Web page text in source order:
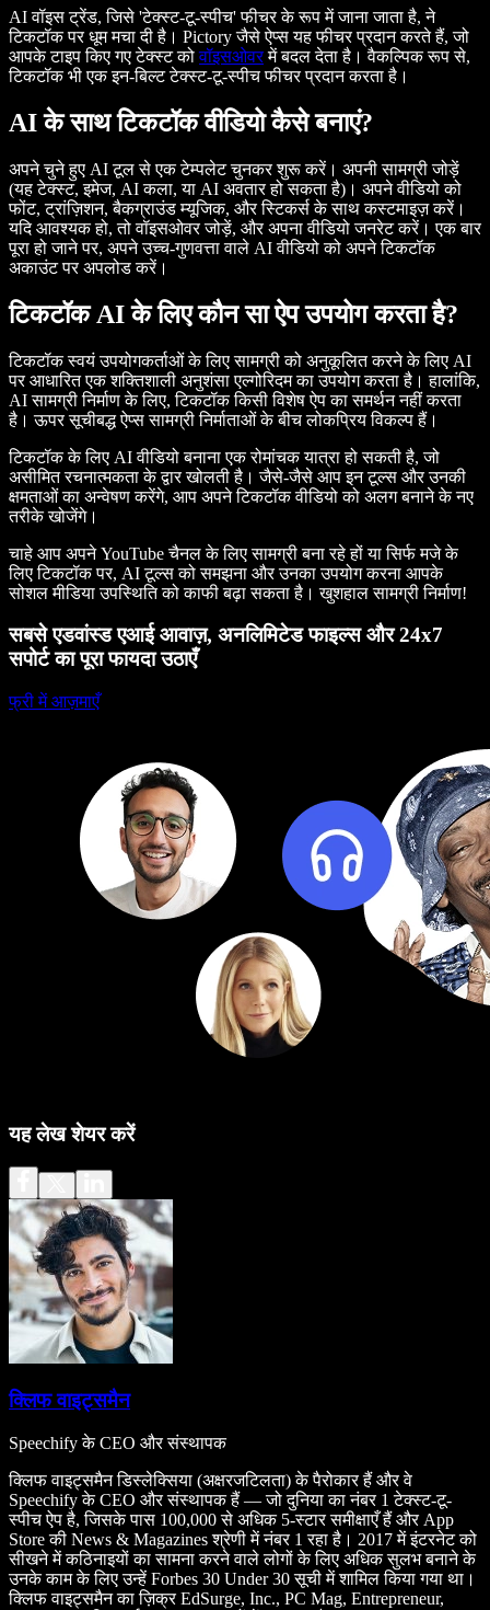
AI वॉइस ट्रेंड, जिसे 'टेक्स्ट-टू-स्पीच' फीचर के रूप में जाना जाता है, ने
टिकटॉक पर धूम मचा दी है। Pictory जैसे ऐप्स यह फीचर प्रदान करते हैं, जो
आपके टाइप किए गए टेक्स्ट कोवॉइसओवरमें बदल देता है। वैकल्पिक रूप से,
टिकटॉक भी एक इन-बिल्ट टेक्स्ट-टू-स्पीच फीचर प्रदान करता है।
AI के साथ टिकटॉक वीडियो कैसे बनाएं?
अपने चुने हुए AI टूल से एक टेम्पलेट चुनकर शुरू करें। अपनी सामग्री जोड़ें
(यह टेक्स्ट, इमेज, AI कला, या AI अवतार हो सकता है)। अपने वीडियो को
फोंट, ट्रांज़िशन, बैकग्राउंड म्यूजिक, और स्टिकर्स के साथ कस्टमाइज़ करें।
यदि आवश्यक हो, तो वॉइसओवर जोड़ें, और अपना वीडियो जनरेट करें। एक बार
पूरा हो जाने पर, अपने उच्च-गुणवत्ता वाले AI वीडियो को अपने टिकटॉक
अकाउंट पर अपलोड करें।
टिकटॉक AI के लिए कौन सा ऐप उपयोग करता है?
टिकटॉक स्वयं उपयोगकर्ताओं के लिए सामग्री को अनुकूलित करने के लिए AI
पर आधारित एक शक्तिशाली अनुशंसा एल्गोरिदम का उपयोग करता है। हालांकि,
AI सामग्री निर्माण के लिए, टिकटॉक किसी विशेष ऐप का समर्थन नहीं करता
है। ऊपर सूचीबद्ध ऐप्स सामग्री निर्माताओं के बीच लोकप्रिय विकल्प हैं।
टिकटॉक के लिए AI वीडियो बनाना एक रोमांचक यात्रा हो सकती है, जो
असीमित रचनात्मकता के द्वार खोलती है। जैसे-जैसे आप इन टूल्स और उनकी
क्षमताओं का अन्वेषण करेंगे, आप अपने टिकटॉक वीडियो को अलग बनाने के नए
तरीके खोजेंगे।
चाहे आप अपने YouTube चैनल के लिए सामग्री बना रहे हों या सिर्फ मजे के
लिए टिकटॉक पर, AI टूल्स को समझना और उनका उपयोग करना आपके
सोशल मीडिया उपस्थिति को काफी बढ़ा सकता है। खुशहाल सामग्री निर्माण!
सबसे एडवांस्ड एआई आवाज़, अनलिमिटेड फाइल्स और 24x7
सपोर्ट का पूरा फायदा उठाएँ
फ्री में आज़माएँ
यह लेख शेयर करें
क्लिफ वाइट्समैन
Speechify के CEO और संस्थापक
क्लिफ वाइट्समैन डिस्लेक्सिया (अक्षरजटिलता) के पैरोकार हैं और वे
Speechify के CEO और संस्थापक हैं — जो दुनिया का नंबर 1 टेक्स्ट-टू-
स्पीच ऐप है, जिसके पास 100,000 से अधिक 5-स्टार समीक्षाएँ हैं और App
Store की News & Magazines श्रेणी में नंबर 1 रहा है। 2017 में इंटरनेट को
सीखने में कठिनाइयों का सामना करने वाले लोगों के लिए अधिक सुलभ बनाने के
उनके काम के लिए उन्हें Forbes 30 Under 30 सूची में शामिल किया गया था।
क्लिफ वाइट्समैन का ज़िक्र EdSurge, Inc., PC Mag, Entrepreneur,